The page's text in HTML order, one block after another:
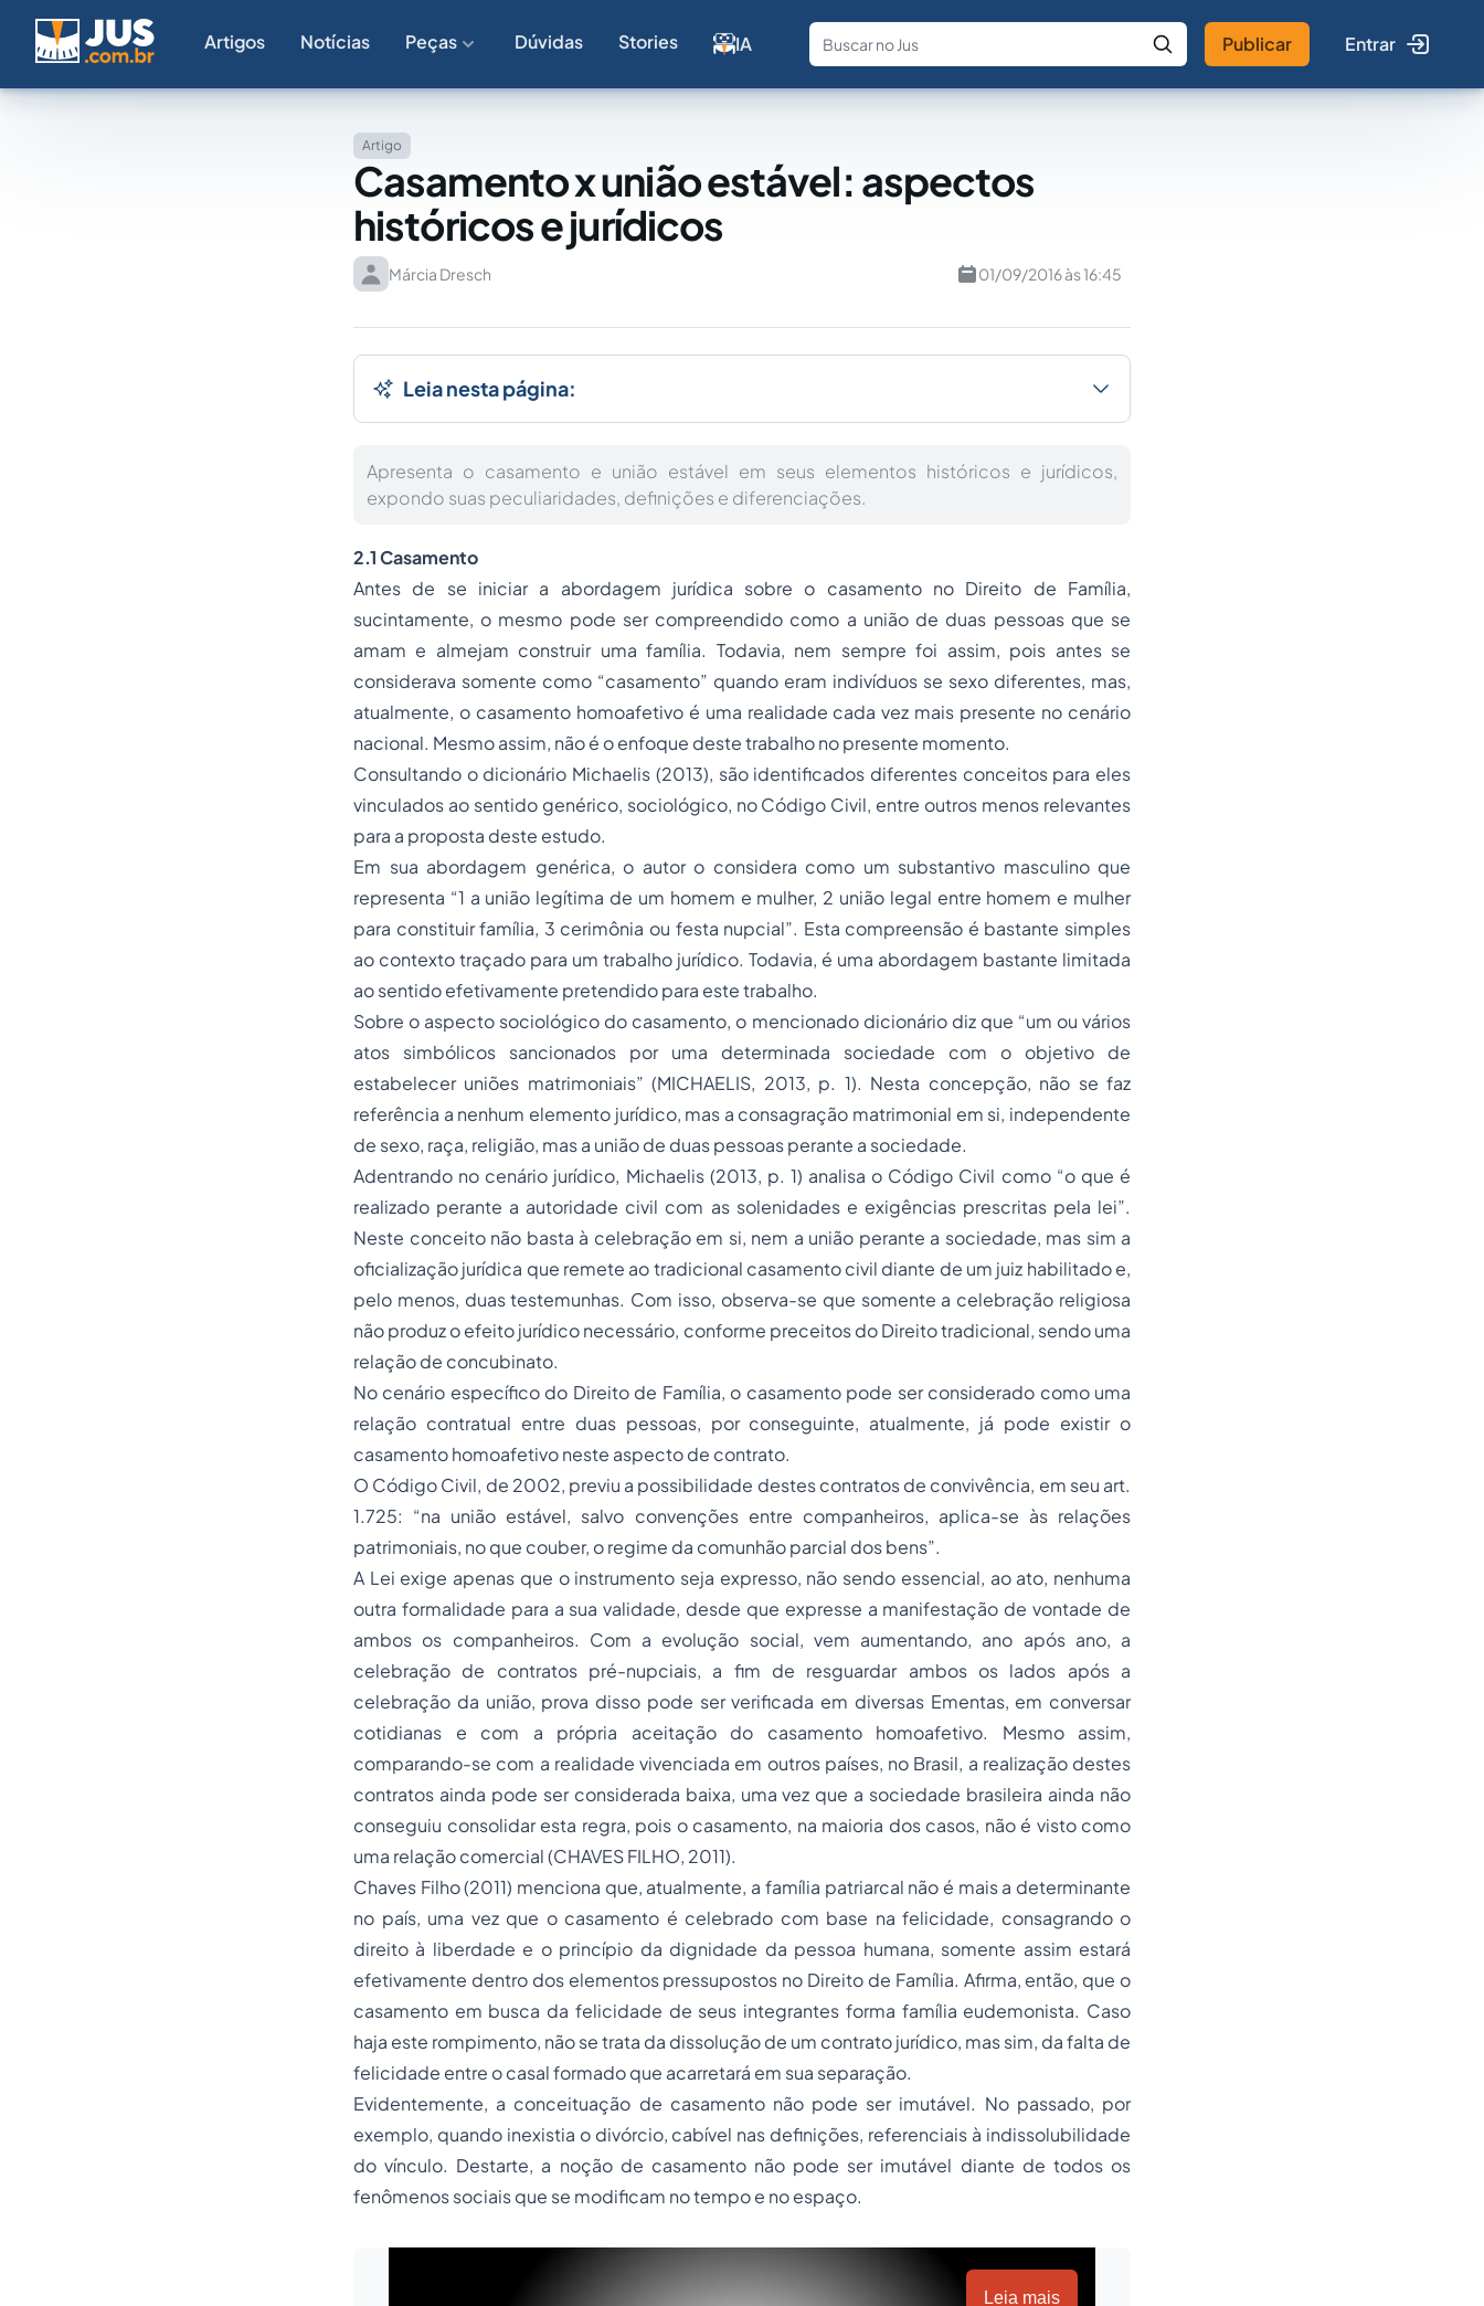
Artigos Notícias Peças Dúvidas Stories IA
Fale com a IA Buscar no Jus
Publicar Entrar
Artigo
Casamento x união estável: aspectos
históricos e jurídicos
Márcia Dresch 01/09/2016 às 16:45
Leia nesta página:
Apresenta o casamento e união estável em seus elementos históricos e jurídicos,
expondo suas peculiaridades, definições e diferenciações.
2.1 Casamento
Antes de se iniciar a abordagem jurídica sobre o casamento no Direito de Família,
sucintamente, o mesmo pode ser compreendido como a união de duas pessoas que se
amam e almejam construir uma família. Todavia, nem sempre foi assim, pois antes se
considerava somente como “casamento” quando eram indivíduos se sexo diferentes, mas,
atualmente, o casamento homoafetivoé uma realidade cada vez mais presente no cenário
nacional. Mesmo assim, não é o enfoque deste trabalho no presente momento.
Consultando o dicionário Michaelis (2013), são identificados diferentes conceitos para eles
vinculados ao sentido genérico, sociológico, no Código Civil, entre outros menos relevantes
para a proposta deste estudo.
Em sua abordagem genérica, o autor o considera como um substantivo masculino que
representa “1 a união legítima de um homem e mulher, 2 união legal entre homem e mulher
para constituir família, 3 cerimônia ou festa nupcial”. Esta compreensão é bastante simples
ao contexto traçado para um trabalho jurídico. Todavia, é uma abordagem bastante limitada
ao sentido efetivamente pretendido para este trabalho.
Sobre o aspecto sociológico do casamento, o mencionado dicionário diz que “um ou vários
atos simbólicos sancionados por uma determinada sociedade com o objetivo de
estabelecer uniões matrimoniais” (MICHAELIS, 2013, p. 1). Nesta concepção, não se faz
referência a nenhum elemento jurídico, mas a consagração matrimonial em si, independente
de sexo, raça, religião, mas a união de duas pessoas perante a sociedade.
Adentrando no cenário jurídico, Michaelis (2013, p. 1) analisa o Código Civil como “o que é
realizado perante a autoridade civil com as solenidades e exigências prescritas pela lei”.
Neste conceito não basta à celebração em si, nem a união perante a sociedade, mas sim a
oficialização jurídica que remete ao tradicional casamento civil diante de um juiz habilitado e,
pelo menos, duas testemunhas. Com isso, observa-se que somente a celebração religiosa
não produz o efeito jurídico necessário, conforme preceitos do Direito tradicional, sendo uma
relação de concubinato.
No cenário específico do Direito de Família, o casamento pode ser considerado como uma
relação contratual entre duas pessoas, por conseguinte, atualmente, já pode existir o
casamento homoafetivo neste aspecto de contrato.
O Código Civil, de 2002, previu a possibilidade destes contratos de convivência, em seu art.
1.725: “na união estável, salvo convenções entre companheiros, aplica-se às relações
patrimoniais, no que couber, o regime da comunhão parcial dos bens”.
A Lei exige apenas que o instrumento seja expresso, não sendo essencial, ao ato, nenhuma
outra formalidade para a sua validade, desde que expresse a manifestação de vontade de
ambos os companheiros. Com a evolução social, vem aumentando, ano após ano, a
celebração de contratos pré-nupciais, a fim de resguardar ambos os lados após a
celebração da união, prova disso pode ser verificada em diversas Ementas, em conversar
cotidianas e com a própria aceitação do casamento homoafetivo. Mesmo assim,
comparando-se com a realidade vivenciada em outros países, no Brasil, a realização destes
contratos ainda pode ser considerada baixa, uma vez que a sociedade brasileira ainda não
conseguiu consolidar esta regra, pois o casamento, na maioria dos casos, não é visto como
uma relação comercial (CHAVES FILHO, 2011).
Chaves Filho (2011) menciona que, atualmente, a família patriarcal não é mais a determinante
no país, uma vez que o casamento é celebrado com base na felicidade, consagrando o
direito à liberdade e o princípio da dignidade da pessoa humana, somente assim estará
efetivamente dentro dos elementos pressupostos no Direito de Família. Afirma, então, que o
casamento em busca da felicidade de seus integrantes forma família eudemonista. Caso
haja este rompimento, não se trata da dissolução de um contrato jurídico, mas sim, da falta de
felicidade entre o casal formado que acarretará em sua separação.
Evidentemente, a conceituação de casamento não pode ser imutável. No passado, por
exemplo, quando inexistia o divórcio, cabível nas definições, referenciais à indissolubilidade
do vínculo. Destarte, a noção de casamento não pode ser imutável diante de todos os
fenômenos sociais que se modificam no tempo e no espaço.
Leia mais